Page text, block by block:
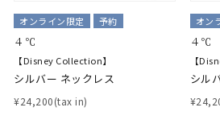
#ペア #ハーフエタニティリング
オンライン限定 予約
４℃
【Disney Collection】
シルバー ネックレス
¥24,200(tax in)
オン
４℃
【
シル